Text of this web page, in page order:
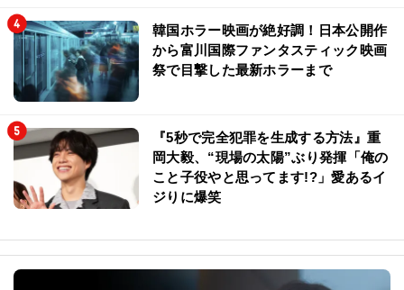
韓国ホラー映画が絶好調！日本公開作
から富川国際ファンタスティック映画
祭で目撃した最新ホラーまで
『5秒で完全犯罪を生成する方法』重
岡大毅、“現場の太陽”ぶり発揮「俺の
こと子役やと思ってます!?」愛あるイ
ジりに爆笑